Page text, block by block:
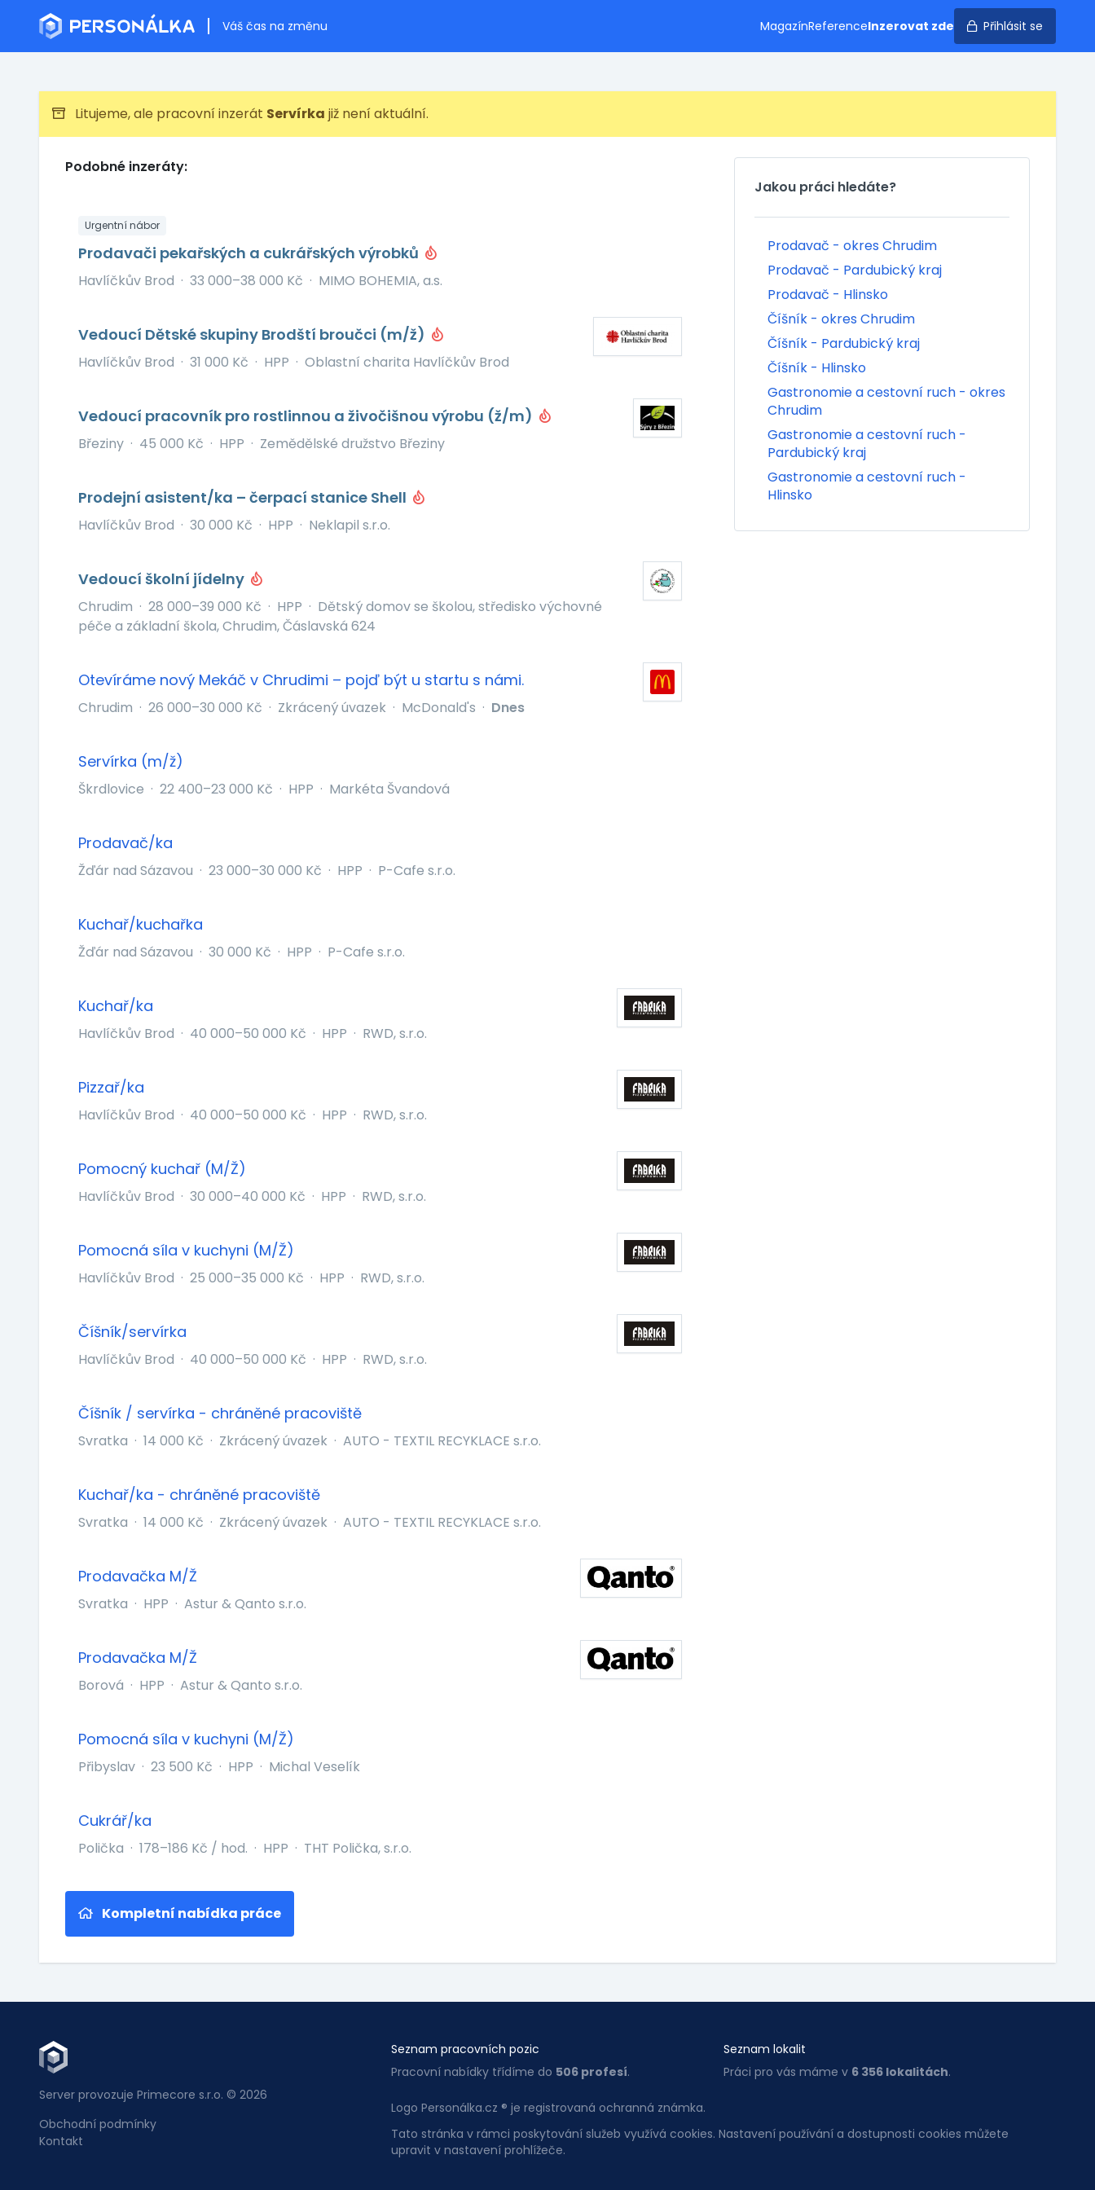
Váš čas na změnu MagazínReferenceInzerovat zde Přihlásit se
Litujeme, ale pracovní inzerát Servírka již není aktuální.
Podobné inzeráty:
Urgentní nábor
Prodavači pekařských a cukrářských výrobků
Havlíčkův Brod · 33 000–38 000 Kč · MIMO BOHEMIA, a.s.
Vedoucí Dětské skupiny Brodští broučci (m/ž)
Havlíčkův Brod · 31 000 Kč · HPP · Oblastní charita Havlíčkův Brod
Vedoucí pracovník pro rostlinnou a živočišnou výrobu (ž/m)
Březiny · 45 000 Kč · HPP · Zemědělské družstvo Březiny
Prodejní asistent/ka – čerpací stanice Shell
Havlíčkův Brod · 30 000 Kč · HPP · Neklapil s.r.o.
Vedoucí školní jídelny
Chrudim · 28 000–39 000 Kč · HPP · Dětský domov se školou, středisko výchovné
péče a základní škola, Chrudim, Čáslavská 624
Otevíráme nový Mekáč v Chrudimi – pojď být u startu s námi.
Chrudim · 26 000–30 000 Kč · Zkrácený úvazek · McDonald's · Dnes
Servírka (m/ž)
Škrdlovice · 22 400–23 000 Kč · HPP · Markéta Švandová
Prodavač/ka
Žďár nad Sázavou · 23 000–30 000 Kč · HPP · P-Cafe s.r.o.
Kuchař/kuchařka
Žďár nad Sázavou · 30 000 Kč · HPP · P-Cafe s.r.o.
Kuchař/ka
Havlíčkův Brod · 40 000–50 000 Kč · HPP · RWD, s.r.o.
Pizzař/ka
Havlíčkův Brod · 40 000–50 000 Kč · HPP · RWD, s.r.o.
Pomocný kuchař (M/Ž)
Havlíčkův Brod · 30 000–40 000 Kč · HPP · RWD, s.r.o.
Pomocná síla v kuchyni (M/Ž)
Havlíčkův Brod · 25 000–35 000 Kč · HPP · RWD, s.r.o.
Číšník/servírka
Havlíčkův Brod · 40 000–50 000 Kč · HPP · RWD, s.r.o.
Číšník / servírka - chráněné pracoviště
Svratka · 14 000 Kč · Zkrácený úvazek · AUTO - TEXTIL RECYKLACE s.r.o.
Kuchař/ka - chráněné pracoviště
Svratka · 14 000 Kč · Zkrácený úvazek · AUTO - TEXTIL RECYKLACE s.r.o.
Prodavačka M/Ž
Svratka · HPP · Astur & Qanto s.r.o.
Prodavačka M/Ž
Borová · HPP · Astur & Qanto s.r.o.
Pomocná síla v kuchyni (M/Ž)
Přibyslav · 23 500 Kč · HPP · Michal Veselík
Cukrář/ka
Polička · 178–186 Kč / hod. · HPP · THT Polička, s.r.o.
Kompletní nabídka práce
Jakou práci hledáte?
Prodavač - okres Chrudim
Prodavač - Pardubický kraj
Prodavač - Hlinsko
Číšník - okres Chrudim
Číšník - Pardubický kraj
Číšník - Hlinsko
Gastronomie a cestovní ruch - okres
Chrudim
Gastronomie a cestovní ruch -
Pardubický kraj
Gastronomie a cestovní ruch -
Hlinsko
Server provozuje Primecore s.r.o. © 2026
Obchodní podmínky
Kontakt
Seznam pracovních pozic
Pracovní nabídky třídíme do 506 profesí.
Seznam lokalit
Práci pro vás máme v 6 356 lokalitách.
Logo Personálka.cz ® je registrovaná ochranná známka.
Tato stránka v rámci poskytování služeb využívá cookies. Nastavení používání a dostupnosti cookies můžete
upravit v nastavení prohlížeče.